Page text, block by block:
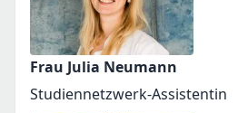
Frau Julia Neumann
Studiennetzwerk-Assistentin